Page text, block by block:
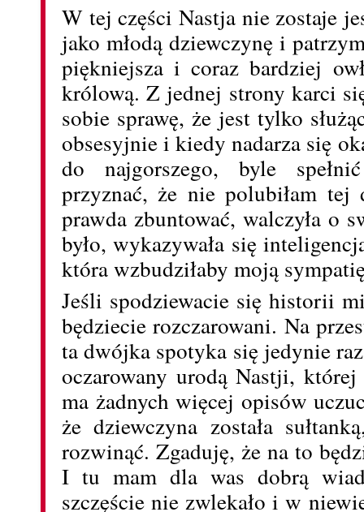
W tej części Nastja nie zostaje
jako młodą dziewczynę i
piękniejsza i coraz bardziej
królową. Z jednej strony karci
sobie sprawę, że jest tylko
obsesyjnie i kiedy nadarza się
do najgorszego, byle
przyznać, że nie polubiłam tej
prawda zbuntować, walczyła o
było, wykazywała się
która wzbudziłaby moją
Jeśli spodziewacie się historii
będziecie rozczarowani. Na
ta dwójka spotyka się jedynie
oczarowany urodą Nastji,
ma żadnych więcej opisów
że dziewczyna została
rozwinąć. Zgaduję, że na to
I tu mam dla was dobrą
szczęście nie zwlekało i w